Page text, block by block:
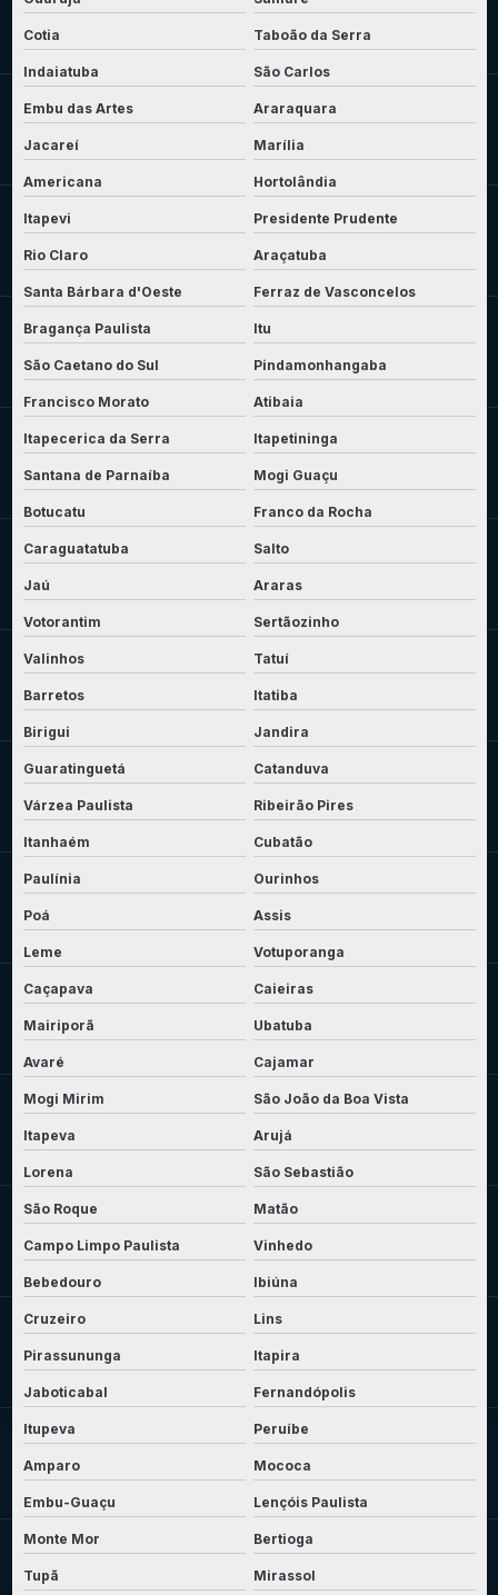
Cotia Taboão da Serra
Indaiatuba São Carlos
Embu das Artes Araraquara
Jacareí Marília
Americana Hortolândia
Itapevi Presidente Prudente
Rio Claro Araçatuba
Santa Bárbara d'Oeste Ferraz de Vasconcelos
Bragança Paulista Itu
São Caetano do Sul Pindamonhangaba
Francisco Morato Atibaia
Itapecerica da Serra Itapetininga
Santana de Parnaíba Mogi Guaçu
Botucatu Franco da Rocha
Caraguatatuba Salto
Jaú Araras
Votorantim Sertãozinho
Valinhos Tatuí
Barretos Itatiba
Birigui Jandira
Guaratinguetá Catanduva
Várzea Paulista Ribeirão Pires
Itanhaém Cubatão
Paulínia Ourinhos
Poá Assis
Leme Votuporanga
Caçapava Caieiras
Mairiporã Ubatuba
Avaré Cajamar
Mogi Mirim São João da Boa Vista
Itapeva Arujá
Lorena São Sebastião
São Roque Matão
Campo Limpo Paulista Vinhedo
Bebedouro Ibiúna
Cruzeiro Lins
Pirassununga Itapira
Jaboticabal Fernandópolis
Itupeva Peruíbe
Amparo Mococa
Embu-Guaçu Lençóis Paulista
Monte Mor Bertioga
Tupã Mirassol